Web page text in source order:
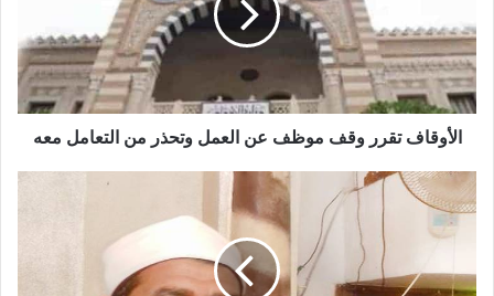
الأوقاف تقرر وقف موظف عن العمل وتحذر من التعامل معه